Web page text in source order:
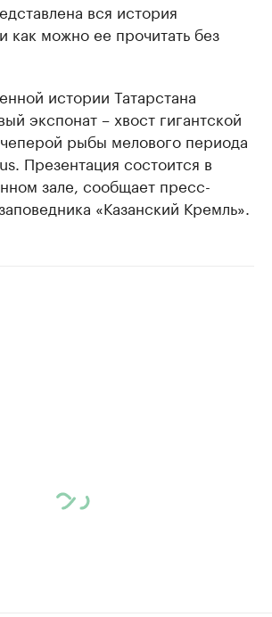
вся история
как можно ее прочитать без
истории Татарстана
экспонат – хвост гигантской
рыбы мелового периода
Презентация состоится в
зале, сообщает пресс-
«Казанский Кремль».